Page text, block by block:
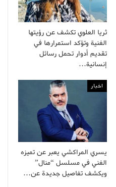
ثريا العلوي تكشف عن رؤيتها
الفنية وتؤكد استمرارها في
تقديم أدوار تحمل رسائل
إنسانية…
اخبار
يسري المراكشي يعبر عن تميزه
الفني في مسلسل “منال”
ويكشف تفاصيل جديدة عن…